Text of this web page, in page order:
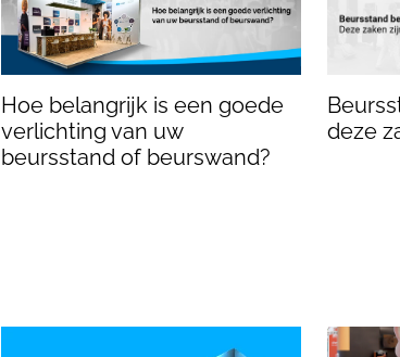
Hoe belangrijk is een goede
verlichting van uw
beursstand of beurswand?
deze